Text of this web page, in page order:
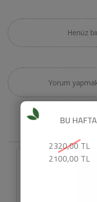
Henüz
Yorum
BU
2320,00 TL
2100,00 TL